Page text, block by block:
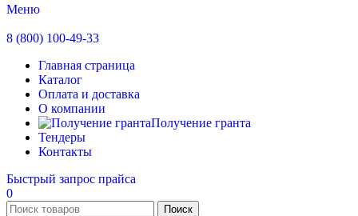
Меню
8 (800) 100-49-33
Главная страница
Каталог
Оплата и доставка
О компании
Получение гранта
Тендеры
Контакты
Быстрый запрос прайса
0
Поиск